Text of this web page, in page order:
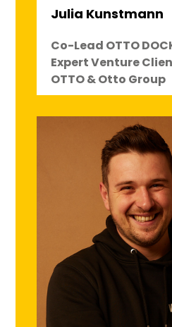
Julia Kunstmann
Co-Lead OTTO
Expert Venture
OTTO & Otto Group